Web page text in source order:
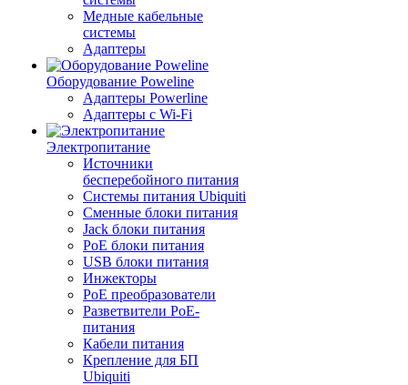
Медные кабельные
системы
Адаптеры
Оборудование Poweline
Адаптеры Powerline
Адаптеры с Wi-Fi
Электропитание
Источники
бесперебойного питания
Системы питания Ubiquiti
Сменные блоки питания
Jack блоки питания
PoE блоки питания
USB блоки питания
Инжекторы
PoE преобразователи
Разветвители PoE-
питания
Кабели питания
Крепление для БП
Ubiquiti